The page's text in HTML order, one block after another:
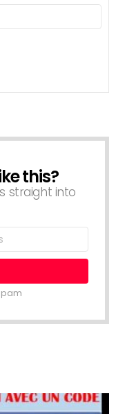
this?
straight into